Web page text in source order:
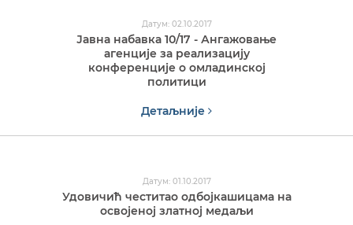
Датум: 02.10.2017
Јавна набавка 10/17 - Ангажовање
агенције за реализацију
конференције о омладинској
политици
Детаљније
Датум: 01.10.2017
Удовичић честитао одбојкашицама на
освојеној златној медаљи